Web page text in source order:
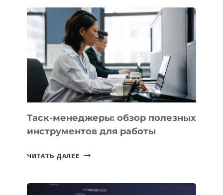
БИЗНЕСА:
КАКИЕ
3
ЗАДАЧИ
ЕМУ
МОЖНО
ПОРУЧИТЬ
УЖЕ
СЕГОДНЯ
Таск-менеджеры: обзор полезных
инструментов для работы
ЧИТАТЬ ДАЛЕЕ ТАСК-
ПОЛЕЗНЫХ